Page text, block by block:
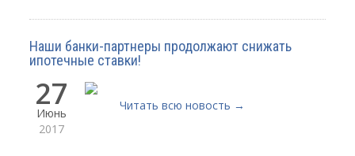
Наши банки-партнеры продолжают снижать
ипотечные ставки!
27
Июнь
2017
Читать всю новость →